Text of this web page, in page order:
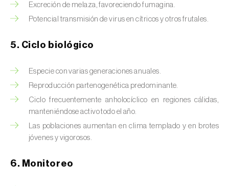
Cecidomía destructora (
Mayetiola
Ceutorrinco de la col (
Ceutorrinco de los nabos (Ceutorhynchus
napi)
pentagona)
occidentalis)
Excreción de melaza, favoreciendo fumagina.
Potencial transmisión de virus en cítricos y otros frutales.
5. Ciclo biológico
Especie con varias generaciones anuales.
Reproducción partenogenética predominante.
Ciclo frecuentemente anholocíclico en regiones cálidas,
manteniéndose activo todo el año.
Las poblaciones aumentan en clima templado y en brotes
jóvenes y vigorosos.
6. Monitoreo